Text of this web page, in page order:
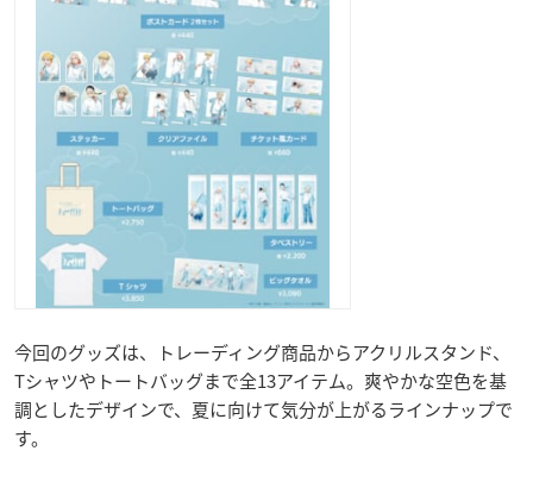
今回のグッズは、トレーディング商品からアクリルスタンド、
Tシャツやトートバッグまで全13アイテム。爽やかな空色を基
調としたデザインで、夏に向けて気分が上がるラインナップで
す。